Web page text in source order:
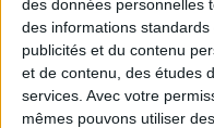
des données personnelles
des informations
publicités et du contenu
et de contenu, des études
services. Avec votre
mêmes pouvons utiliser
BLOOM'S :